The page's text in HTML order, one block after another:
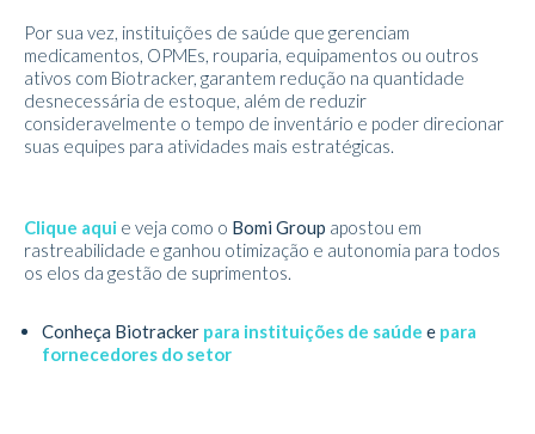
Por sua vez, instituições de saúde que gerenciam
medicamentos, OPMEs, rouparia, equipamentos ou outros
ativos com Biotracker, garantem redução na quantidade
desnecessária de estoque, além de reduzir
consideravelmente o tempo de inventário e poder direcionar
suas equipes para atividades mais estratégicas.
Clique aqui e veja como o Bomi Group apostou em
rastreabilidade e ganhou otimização e autonomia para todos
os elos da gestão de suprimentos.
Conheça Biotracker para instituições de saúde e para
fornecedores do setor